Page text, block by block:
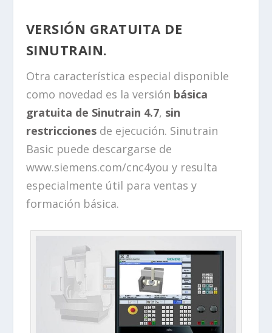
VERSIÓN GRATUITA DE
SINUTRAIN.
Otra característica especial disponible
como novedad es la versión básica
gratuita de Sinutrain 4.7, sin
restricciones de ejecución. Sinutrain
Basic puede descargarse de
www.siemens.com/cnc4you y resulta
especialmente útil para ventas y
formación básica.